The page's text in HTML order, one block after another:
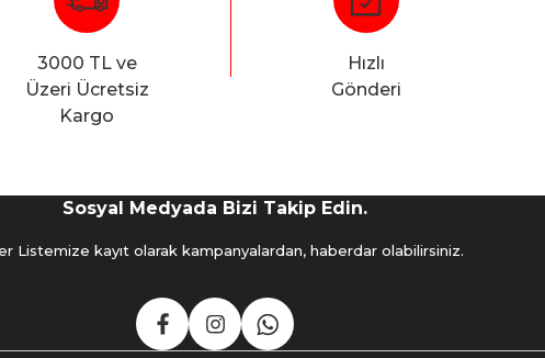
3000 TL ve
Üzeri Ücretsiz
Kargo
Hızlı
Gönderi
Sosyal Medyada Bizi Takip Edin.
Listemize kayıt olarak kampanyalardan, haberdar olabilirsiniz.